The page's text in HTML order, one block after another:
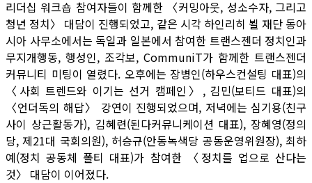
리더십 워크숍 참여자들이 함께한 〈커밍아웃, 성소수자, 그리고
청년 정치〉 대담이 진행되었고, 같은 시각 하인리히 뵐 재단 동아
시아 사무소에서는 독일과 일본에서 참여한 트랜스젠더 정치인과
무지개행동, 행성인, 조각보, CommuniT가 함께한 트랜스젠더
커뮤니티 미팅이 열렸다. 오후에는 장병인(하우스컨설팅 대표)의
〈사회 트렌드와 이기는 선거 캠페인〉, 김민(보티드 대표)의
〈언더독의 해답〉 강연이 진행되었으며, 저녁에는 심기용(친구
사이 상근활동가), 김혜련(된다커뮤니케이션 대표), 장혜영(정의
당, 제21대 국회의원), 허승규(안동녹색당 공동운영위원장), 최하
예(정치 공동체 폴티 대표)가 참여한 〈정치를 업으로 산다는
것〉 대담이 이어졌다.